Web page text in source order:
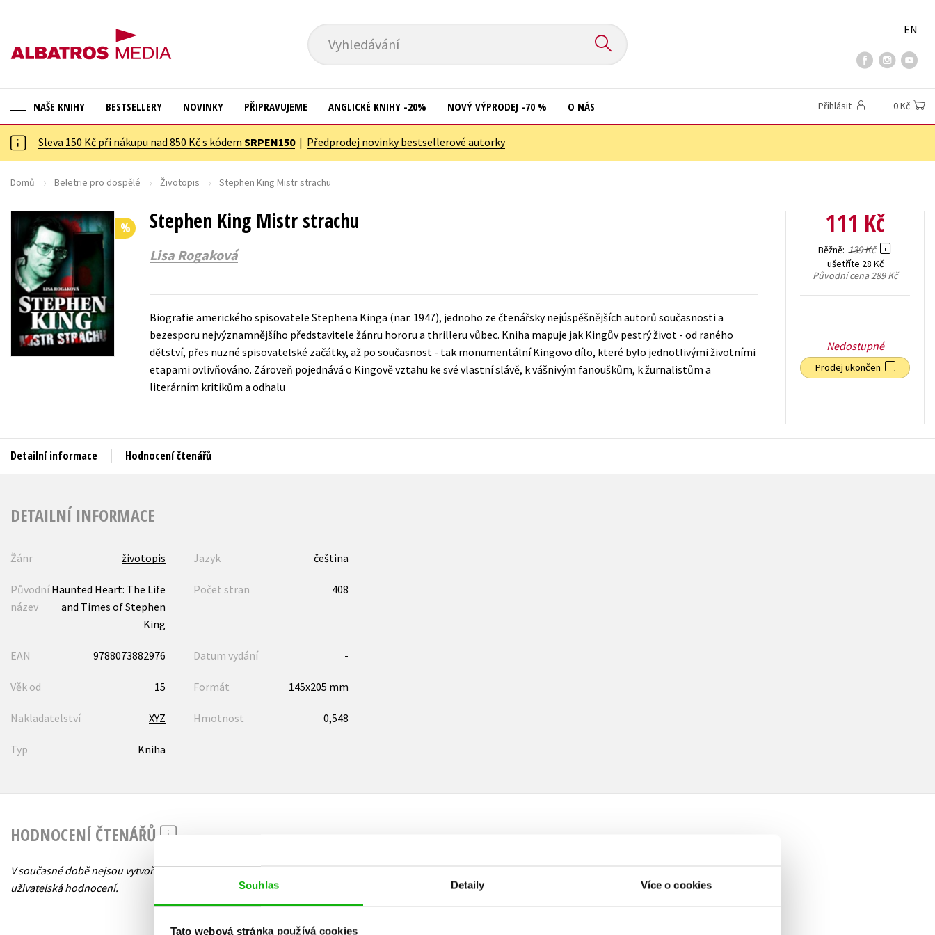
Souhlas Detaily Více o cookies
Tato webová stránka používá cookies
Vyhledávání
EN
NAŠE KNIHY
ANGLICKÉ KNIHY -20 %
NOVÝ VÝPRODEJ -70 %
ASTERIX S DÁRKEM
🎁DÁRKOVÉ PUBLIKACE
✉️ DÁRKOVÉ POUKAZY
Auto - moto
Beletrie pro děti
Cestování
Dárkové publikace
Digitální fotografie
Esoterika a duchovní svět
Jazyky
Kalendáře
Kariéra a osobní rozvoj
Populárně - naučná pro dospělé
Populárně - naučné pro děti
Předškoláci
Young adult
Young adult (SK)
Zahraniční literatura
BESTSELLERY NOVINKY PŘIPRAVUJEME ANGLICKÉ KNIHY -20% NOVÝ VÝPRODEJ -70 % O NÁS Přihlásit 0 Kč
Sleva 150 Kč při nákupu nad 850 Kč s kódem SRPEN150| Předprodej novinky bestsellerové autorky
Domů Beletrie pro dospělé Životopis Stephen King Mistr strachu
Stephen King Mistr strachu
Lisa Rogaková
%
Biografie amerického spisovatele Stephena Kinga (nar. 1947), jednoho ze čtenářsky nejúspěšnějších autorů současnosti a
bezesporu nejvýznamnějšího představitele žánru hororu a thrilleru vůbec. Kniha mapuje jak Kingův pestrý život - od raného
dětství, přes nuzné spisovatelské začátky, až po současnost - tak monumentální Kingovo dílo, které bylo jednotlivými životními
etapami ovlivňováno. Zároveň pojednává o Kingově vztahu ke své vlastní slávě, k vášnivým fanouškům, k žurnalistům a
literárním kritikům a odhalu
111 Kč
Běžně 139 Kč
ušetříte 28 Kč
Původní cena289 Kč
Nedostupné
Prodej ukončen
Detailní informace Hodnocení čtenářů
DETAILNÍ INFORMACE
Žánr životopis Jazyk čeština
Původní
název
Haunted Heart: The Life
and Times of Stephen
King
Počet stran 408
EAN 9788073882976 Datum vydání -
Věk od 15 Formát 145x205 mm
Nakladatelství XYZ Hmotnost 0,548
Typ Kniha
HODNOCENÍ ČTENÁŘŮ
V současné době nejsou vytvořena žádná
uživatelská hodnocení.